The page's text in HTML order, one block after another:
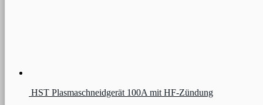
HST Plasmaschneidgerät 100A mit HF-Zündung